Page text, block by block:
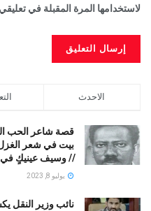
لاستخدامها المرة المقبلة في
الاحدث
قصة شاعر الحب
بيت في شعر
// ﻭﺳﻴﻒ ﻋﻴﻨﻴﻚٍ ﻓﻲ
يوليو 8, 2023
نائب وزير النقل